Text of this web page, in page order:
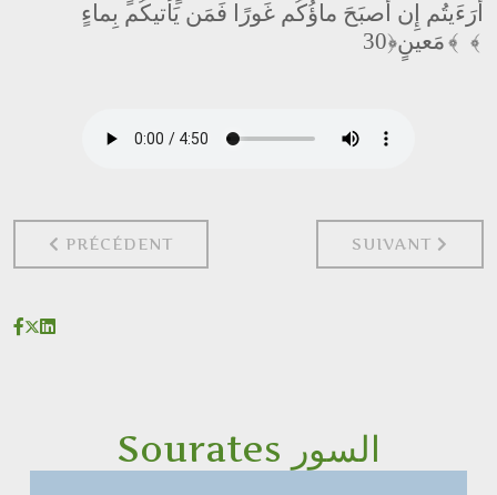
أَرَءَيتُم إِن أَصبَحَ ماؤُكُم غَورًا فَمَن يَأتيكُم بِماءٍ
مَعينٍ﴿30﴾ ﴾
ARTICLE PRÉCÉDENT : 68 : AL-QALAM القلم PRÉCÉDENT SUIVANT
Sourates السور